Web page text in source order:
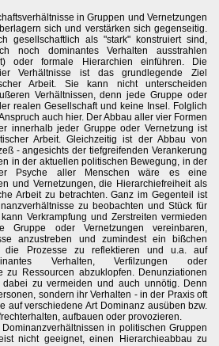
in Gruppen und Vernetzungen
sich und verstärken sich gegenseitig.
gesellschaftlich als "stark" konstruiert sind,
noch dominantes Verhalten ausstrahlen
oder formale Hierarchien einführen. Die
Verhältnisse ist das grundlegende Ziel
Arbeit. Sie kann nicht unterscheiden
Verhältnissen, denn jede Gruppe oder
realen Gesellschaft und keine Insel. Folglich
auch hier. Der Abbau aller vier Formen
innerhalb jeder Gruppe oder Vernetzung ist
Arbeit. Gleichzeitig ist der Abbau von
- angesichts der tiefgreifenden Verankerung
in der aktuellen politischen Bewegung, in der
Psyche aller Menschen wäre es eine
und Vernetzungen, die Hierarchiefreiheit als
Arbeit zu betrachten. Ganz im Gegenteil ist
zu beobachten und Stück für
Verkrampfung und Zerstreiten vermieden
oder Vernetzungen vereinbaren,
anzustreben und zumindest ein bißchen
die Prozesse zu reflektieren und u.a. auf
Verhalten, Verfilzungen oder
zu Ressourcen abzuklopfen. Denunziationen
zu vermeiden und auch unnötig. Denn
sondern ihr Verhalten - in der Praxis oft
auf verschiedene Art Dominanz ausüben bzw.
aufbauen oder provozieren.
in politischen Gruppen
nicht geeignet, einen Hierarchieabbau zu